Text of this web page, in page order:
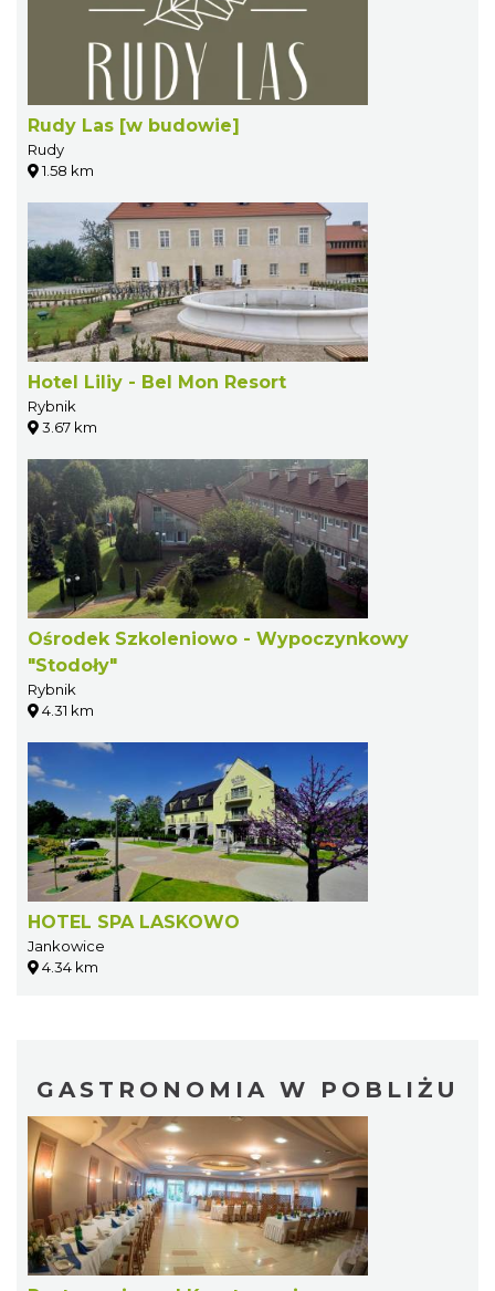
Rudy Las [w budowie]
Rudy
1.58 km
Hotel Liliy - Bel Mon Resort
Rybnik
3.67 km
Ośrodek Szkoleniowo - Wypoczynkowy
"Stodoły"
Rybnik
4.31 km
HOTEL SPA LASKOWO
Jankowice
4.34 km
GASTRONOMIA W POBLIŻU